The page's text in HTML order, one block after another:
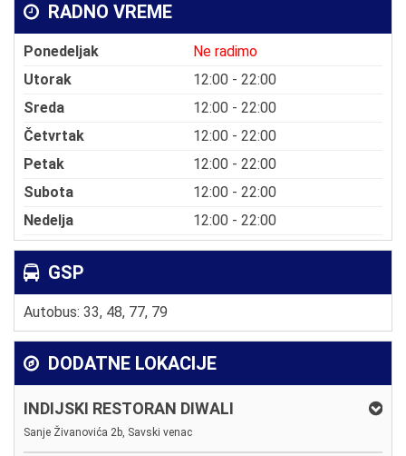
RADNO VREME
Ponedeljak
Ne radimo
Utorak
12:00 - 22:00
Sreda
12:00 - 22:00
Četvrtak
12:00 - 22:00
Petak
12:00 - 22:00
Subota
12:00 - 22:00
Nedelja
12:00 - 22:00
GSP
Autobus: 33, 48, 77, 79
DODATNE LOKACIJE
INDIJSKI RESTORAN DIWALI
Sanje Živanovića 2b, Savski venac